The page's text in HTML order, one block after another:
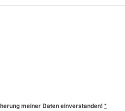
meiner Daten einverstanden!*